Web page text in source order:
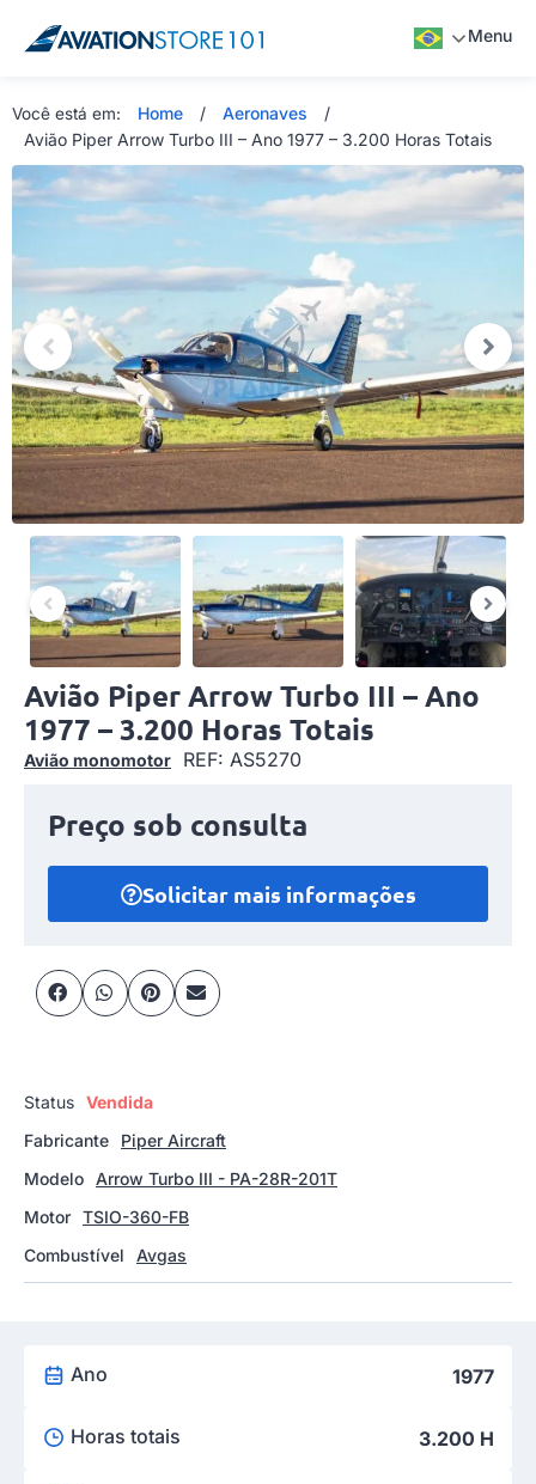
Menu
Você está em: Home / Aeronaves
/
Avião Piper Arrow Turbo III – Ano 1977 – 3.200 Horas Totais
Avião Piper Arrow Turbo III – Ano
1977 – 3.200 Horas Totais
Avião monomotor REF: AS5270
Preço sob consulta
Solicitar mais informações
Status Vendida
Fabricante
Piper Aircraft
Modelo Arrow Turbo III - PA-28R-201T
Motor TSIO-360-FB
Combustível
Avgas
Ano 1977
Horas totais 3.200 H